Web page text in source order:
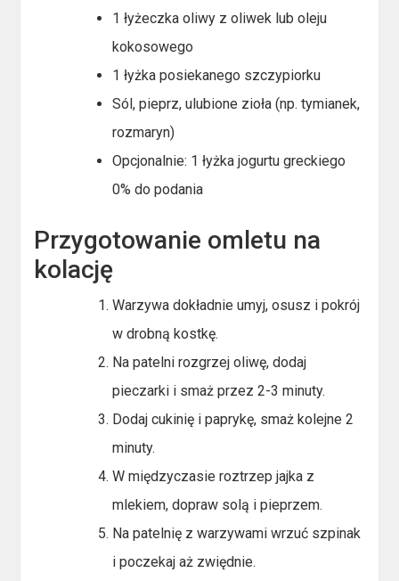
1 łyżeczka oliwy z oliwek lub oleju
kokosowego
1 łyżka posiekanego szczypiorku
Sól, pieprz, ulubione zioła (np. tymianek,
rozmaryn)
Opcjonalnie: 1 łyżka jogurtu greckiego
0% do podania
Przygotowanie omletu na
kolację
Warzywa dokładnie umyj, osusz i pokrój
w drobną kostkę.
Na patelni rozgrzej oliwę, dodaj
pieczarki i smaż przez 2-3 minuty.
Dodaj cukinię i paprykę, smaż kolejne 2
minuty.
W międzyczasie roztrzep jajka z
mlekiem, dopraw solą i pieprzem.
Na patelnię z warzywami wrzuć szpinak
i poczekaj aż zwiędnie.